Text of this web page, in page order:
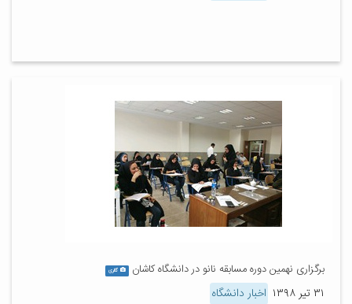
برگزاری نهمین دوره مسابقه نانو در دانشگاه کاشان گالری
۳۱ تیر ۱۳۹۸ اخبار دانشگاه